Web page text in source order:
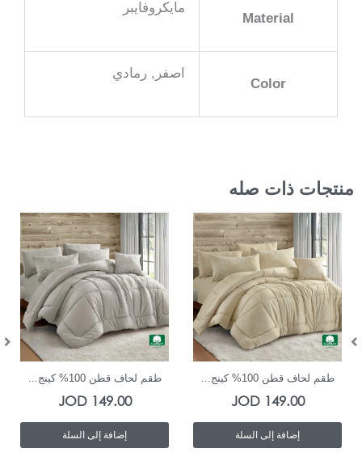
Material
مايكروفايبر
Color
اصفر, رمادي
منتجات ذات صله
In Stock
طقم لحاف قطن 100% كينج...
149.00
JOD
إضافة إلى السلة
In Stock
طقم لحاف قطن 100% كينج...
149.00
JOD
إضافة إلى السلة